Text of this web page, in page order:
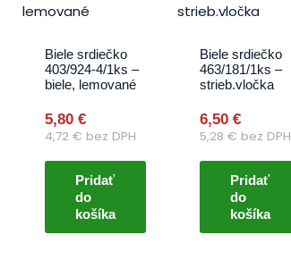
Biele srdiečko
403/924-4/1ks –
biele, lemované
5,80 €
4,72 € bez DPH
Pridať
do
košíka
Biele srdiečko
463/181/1ks –
strieb.vločka
6,50 €
5,28 € bez DPH
Pridať
do
košíka